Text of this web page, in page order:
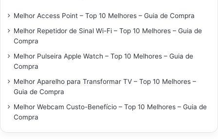
Melhor Access Point – Top 10 Melhores – Guia de Compra
Melhor Repetidor de Sinal Wi-Fi – Top 10 Melhores – Guia de
Compra
Melhor Pulseira Apple Watch – Top 10 Melhores – Guia de
Compra
Melhor Aparelho para Transformar TV – Top 10 Melhores –
Guia de Compra
Melhor Webcam Custo-Benefício – Top 10 Melhores – Guia de
Compra